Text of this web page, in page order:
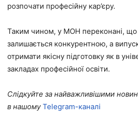
розпочати професійну кар’єру.
Таким чином, у МОН переконані, що
залишається конкурентною, а
отримати якісну підготовку як в
закладах професійної освіти.
Слідкуйте за найважливішими
в нашомуTelegram-каналі